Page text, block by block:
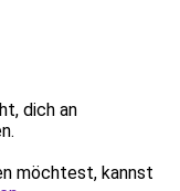
dich an
möchtest, kannst